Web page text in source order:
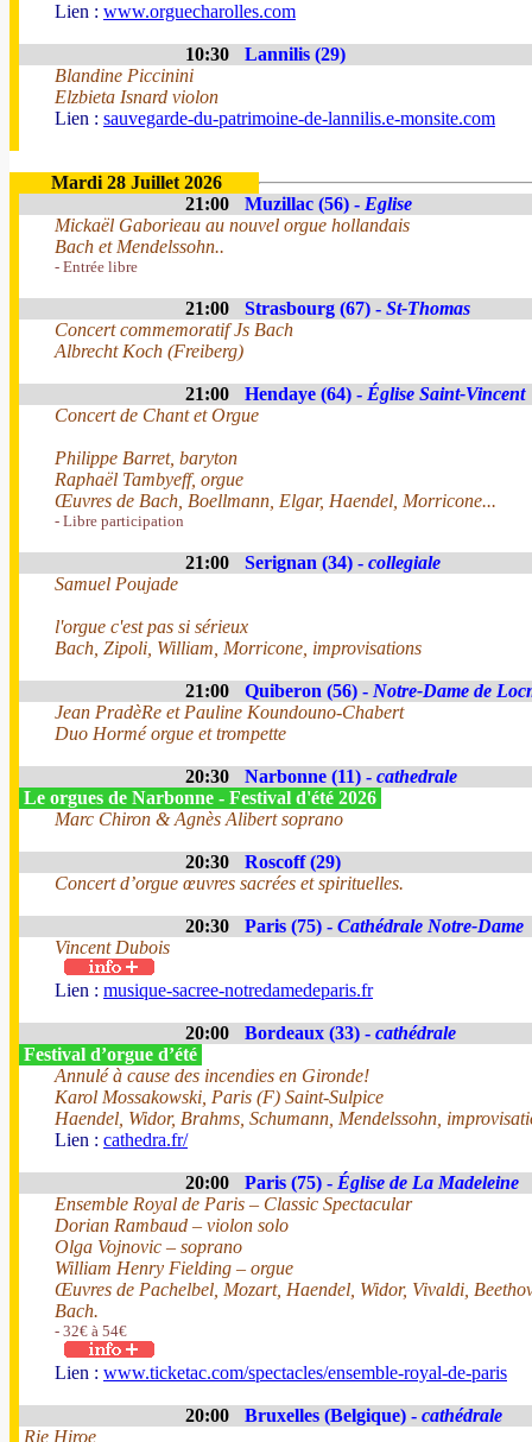
Lien : www.orguecharolles.com
10:30
Lannilis (29)
Blandine Piccinini
Elzbieta Isnard violon
Lien : sauvegarde-du-patrimoine-de-lannilis.e-monsite.com
Mardi 28 Juillet 2026
21:00
Muzillac (56) - Eglise
Mickaël Gaborieau au nouvel orgue hollandais
Bach et Mendelssohn..
- Entrée libre
21:00 Strasbourg (67) - St-Thomas
Concert commemoratif Js Bach
Albrecht Koch (Freiberg)
21:00 Hendaye (64) - Église Saint-Vincent
Concert de Chant et Orgue
Philippe Barret, baryton
Raphaël Tambyeff, orgue
Œuvres de Bach, Boellmann, Elgar, Haendel, Morricone...
- Libre participation
21:00 Serignan (34) - collegiale
Samuel Poujade
l'orgue c'est pas si sérieux
Bach, Zipoli, William, Morricone, improvisations
21:00 Quiberon (56) - Notre-Dame de
Jean PradèRe et Pauline Koundouno-Chabert
Duo Hormé orgue et trompette
20:30 Narbonne (11) - cathedrale
Le orgues de Narbonne - Festival d'été 2026
Marc Chiron & Agnès Alibert soprano
20:30
Roscoff (29)
Concert d’orgue œuvres sacrées et spirituelles.
20:30 Paris (75) - Cathédrale Notre-Dame
Vincent Dubois
Lien : musique-sacree-notredamedeparis.fr
20:00 Bordeaux (33) - cathédrale
Festival d’orgue d’été
Annulé à cause des incendies en Gironde!
Karol Mossakowski, Paris (F) Saint-Sulpice
Haendel, Widor, Brahms, Schumann, Mendelssohn,
Lien : cathedra.fr/
20:00 Paris (75) - Église de La Madeleine
Ensemble Royal de Paris – Classic Spectacular
Dorian Rambaud – violon solo
Olga Vojnovic – soprano
William Henry Fielding – orgue
Œuvres de Pachelbel, Mozart, Haendel, Widor, Vivaldi,
Bach.
- 32€ à 54€
Lien : www.ticketac.com/spectacles/ensemble-royal-de-paris
20:00 Bruxelles (Belgique) - cathédrale
Rie Hiroe